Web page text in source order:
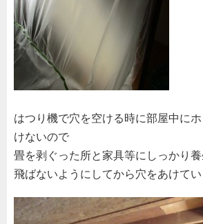
はつり機で穴を空ける時に部屋中に
けないので
畳を剥ぐった所と家具等にしっかり
飛ばないようにしてから穴をあけてい